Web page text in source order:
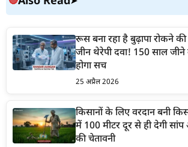
रूस बना रहा है बुढ़ापा रोकने
जीन थेरेपी दवा! 150 साल जीने
होगा सच
25 अप्रैल 2026
किसानों के लिए वरदान बनी
में 100 मीटर दूर से ही देगी
की चेतावनी